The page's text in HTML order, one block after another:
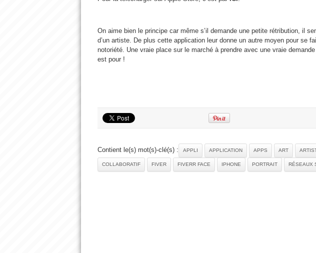
On aime bien le principe car même s’il demande une petite rétribution, il
d’un artiste. De plus cette application leur donne un autre moyen pour se
notoriété. Une vraie place sur le marché à prendre avec une vraie
est pour !
Contient le(s) mot(s)-clé(s) : APPLI APPLICATION APPS ART
COLLABORATIF FIVER FIVERR FACE IPHONE PORTRAIT RÉSEAUX